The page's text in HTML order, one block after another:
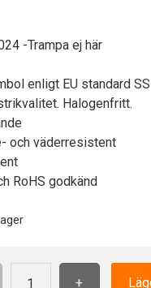
-Trampa ej här
enligt EU standard
Halogenfritt.
och väderresistent
RoHS godkänd
+